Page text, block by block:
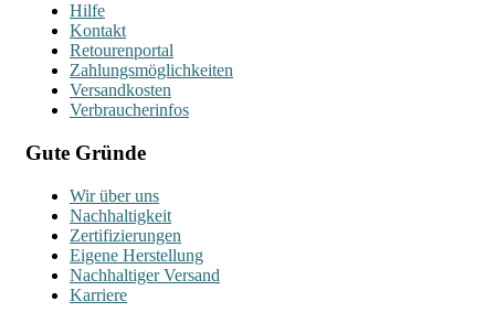
Hilfe
Kontakt
Retourenportal
Zahlungsmöglichkeiten
Versandkosten
Verbraucherinfos
Gute Gründe
Wir über uns
Nachhaltigkeit
Zertifizierungen
Eigene Herstellung
Nachhaltiger Versand
Karriere